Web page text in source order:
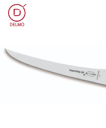
OVERSLAAN NAAR INHOUD